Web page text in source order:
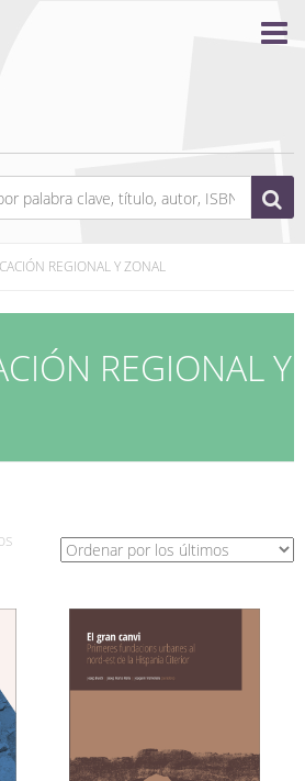
REGIONAL Y ZONAL
REGIONAL Y
Ordenado
últimos